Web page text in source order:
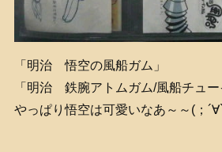
「明治 悟空の風船ガム」
「明治 鉄腕アトムガム/風船チュー
やっぱり悟空は可愛いなあ～～(；